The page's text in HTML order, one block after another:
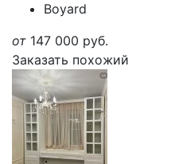
Boyard
от 147 000 руб.
Заказать похожий